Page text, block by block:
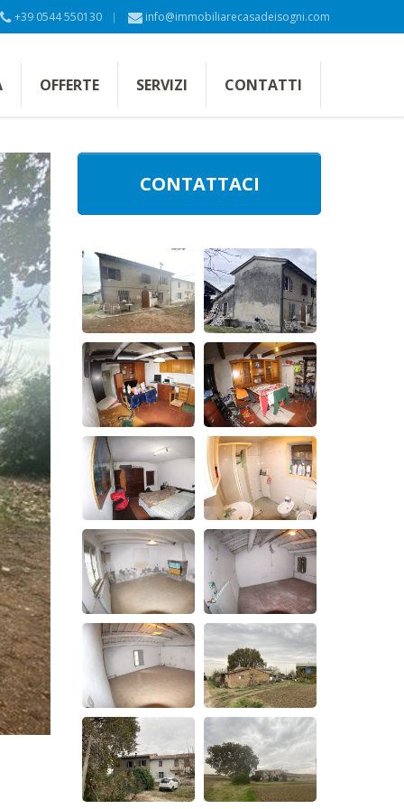
+39 0544 550130 info@immobiliarecasadeisogni.com
OFFERTE SERVIZI CONTATTI
CONTATTACI